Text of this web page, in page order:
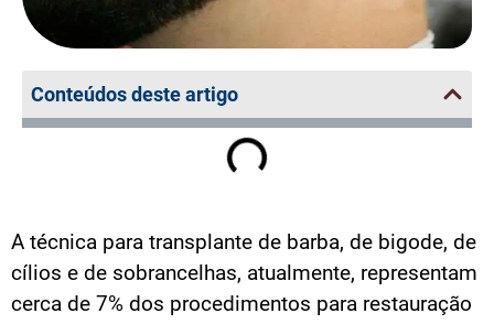
Conteúdos deste artigo
A técnica para transplante de barba, de bigode, de
cílios e de sobrancelhas, atualmente, representam
cerca de 7% dos procedimentos para restauração